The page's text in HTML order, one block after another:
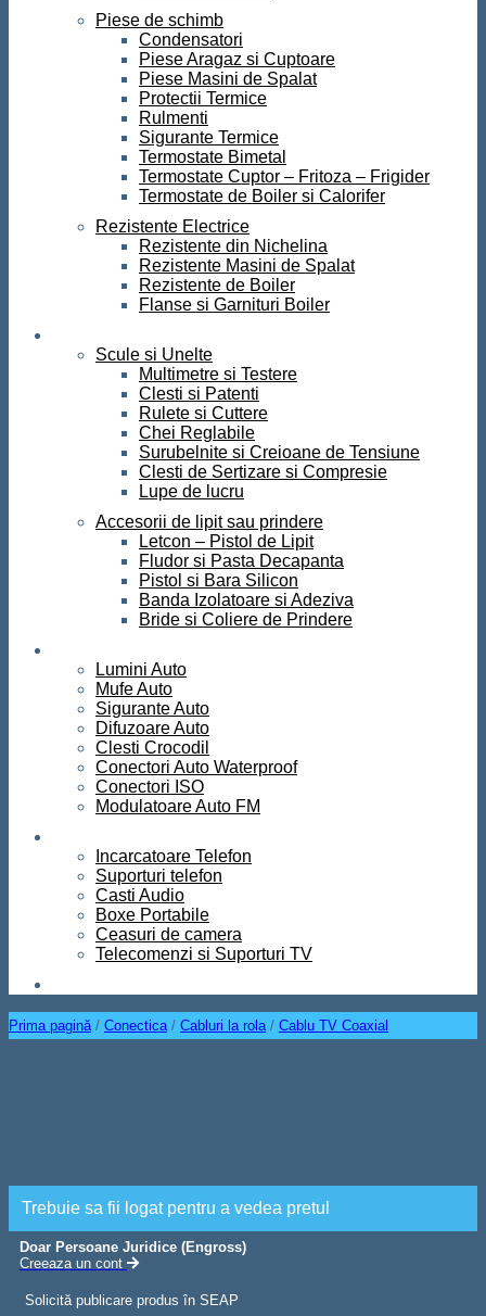
Piese de schimb
Condensatori
Piese Aragaz si Cuptoare
Piese Masini de Spalat
Protectii Termice
Rulmenti
Sigurante Termice
Termostate Bimetal
Termostate Cuptor – Fritoza – Frigider
Termostate de Boiler si Calorifer
Rezistente Electrice
Rezistente din Nichelina
Rezistente Masini de Spalat
Rezistente de Boiler
Flanse si Garnituri Boiler
Scule si Unelte
Multimetre si Testere
Clesti si Patenti
Rulete si Cuttere
Chei Reglabile
Surubelnite si Creioane de Tensiune
Clesti de Sertizare si Compresie
Lupe de lucru
Accesorii de lipit sau prindere
Letcon – Pistol de Lipit
Fludor si Pasta Decapanta
Pistol si Bara Silicon
Banda Izolatoare si Adeziva
Bride si Coliere de Prindere
Lumini Auto
Mufe Auto
Sigurante Auto
Difuzoare Auto
Clesti Crocodil
Conectori Auto Waterproof
Conectori ISO
Modulatoare Auto FM
Incarcatoare Telefon
Suporturi telefon
Casti Audio
Boxe Portabile
Ceasuri de camera
Telecomenzi si Suporturi TV
Prima pagină / Conectica / Cabluri la rola / Cablu TV Coaxial
Trebuie sa fii logat pentru a vedea pretul
Doar Persoane Juridice (Engross)
Creeaza un cont
Solicită publicare produs în SEAP